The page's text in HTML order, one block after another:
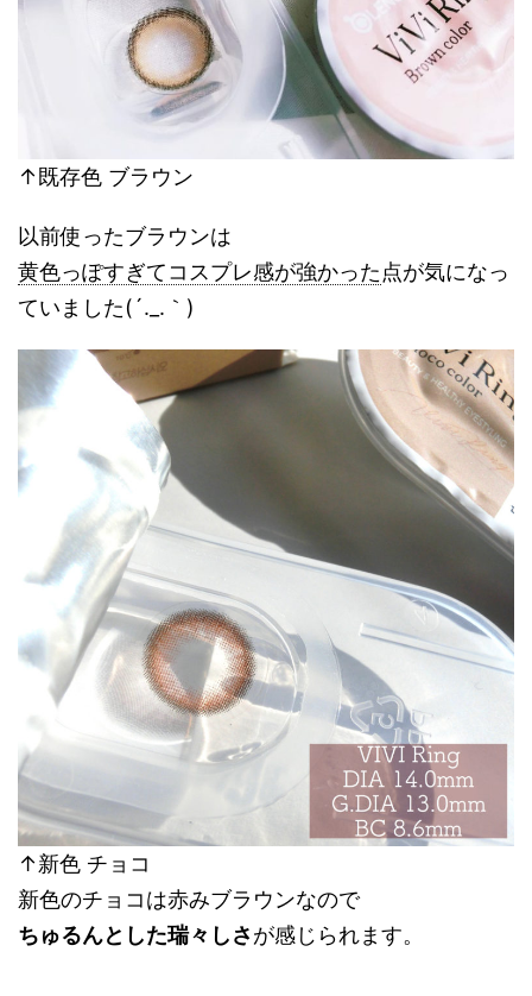
↑既存色 ブラウン
以前使ったブラウンは
黄色っぽすぎてコスプレ感が強かった点が気になっ
ていました(´._.｀)
↑新色 チョコ
新色のチョコは赤みブラウンなので
ちゅるんとした瑞々しさが感じられます。